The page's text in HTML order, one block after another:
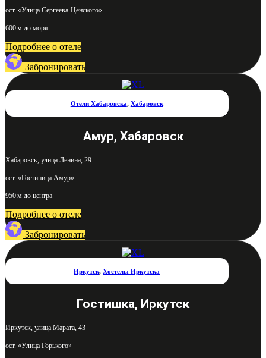
ост. «Улица Сергеева-Ценского»
600 м до моря
Подробнее о отеле
Забронировать
Отели Хабаровска, Хабаровск
Амур, Хабаровск
Хабаровск, улица Ленина, 29
ост. «Гостиница Амур»
950 м до центра
Подробнее о отеле
Забронировать
Иркутск,Хостелы Иркутска
Гостишка, Иркутск
Иркутск, улица Марата, 43
ост. «Улица Горького»